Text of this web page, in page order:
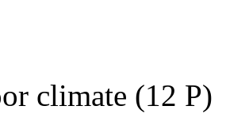
climate (12 P)